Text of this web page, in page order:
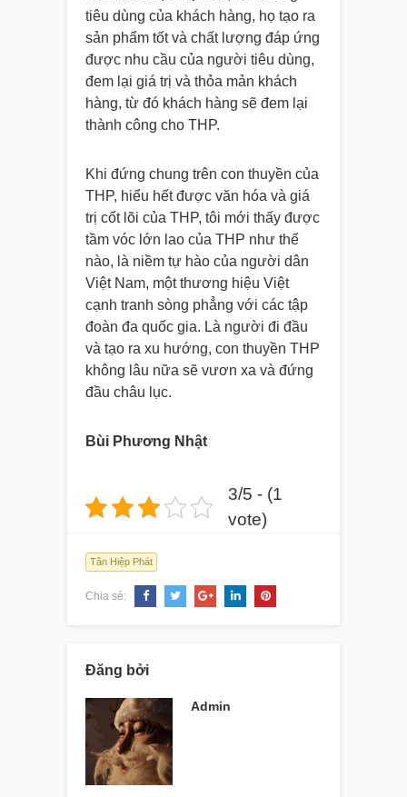
tiêu dùng của khách hàng, họ tạo ra
sản phẩm tốt và chất lượng đáp ứng
được nhu cầu của người tiêu dùng,
đem lại giá trị và thỏa mản khách
hàng, từ đó khách hàng sẽ đem lại
thành công cho THP.
Khi đứng chung trên con thuyền của
THP, hiểu hết được văn hóa và giá
trị cốt lõi của THP, tôi mới thấy được
tầm vóc lớn lao của THP như thế
nào, là niềm tự hào của người dân
Việt Nam, một thương hiệu Việt
cạnh tranh sòng phẳng với các tập
đoàn đa quốc gia. Là người đi đầu
và tạo ra xu hướng, con thuyền THP
không lâu nữa sẽ vươn xa và đứng
đầu châu lục.
Bùi Phương Nhật
3/5 - (1
vote)
Tân Hiệp Phát
Chia sẻ:
Đăng bởi
Admin